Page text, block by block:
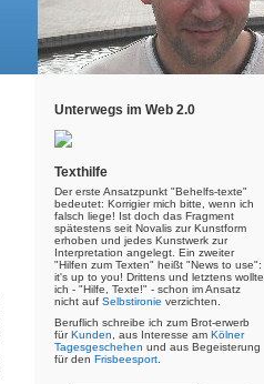
Unterwegs im Web 2.0
Texthilfe
Der erste Ansatzpunkt "Behelfs-texte"
bedeutet: Korrigier mich bitte, wenn ich
falsch liege! Ist doch das Fragment
spätestens seit Novalis zur Kunstform
erhoben und jedes Kunstwerk zur
Interpretation angelegt. Ein zweiter
"Hilfen zum Texten" heißt "News to use":
it's up to you! Drittens und letztens wollte
ich - "Hilfe, Texte!" - schon im Ansatz
nicht auf Selbstironie verzichten.
Beruflich schreibe ich zum Brot-erwerb
fürKunden , aus Interesse am Kölner
Tagesgeschehen und aus Begeisterung
für den Frisbeesport